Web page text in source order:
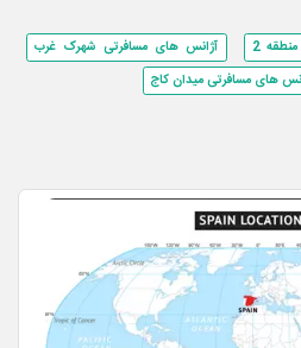
2
آژانس های مسافرتی شهرک غرب
های مسافرتی میدان کاج